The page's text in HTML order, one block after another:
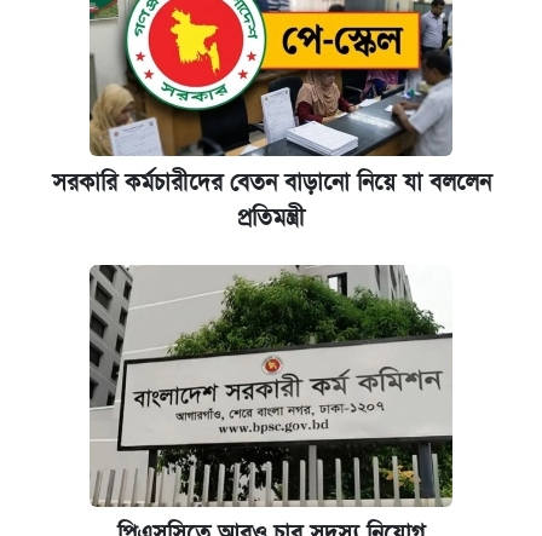
সরকারি কর্মচারীদের বেতন বাড়ানো নিয়ে যা বললেন
প্রতিমন্ত্রী